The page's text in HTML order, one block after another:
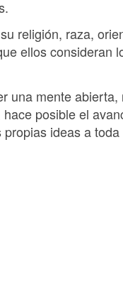
religión, raza,
ellos consideran
una mente abierta,
posible el
ideas a toda